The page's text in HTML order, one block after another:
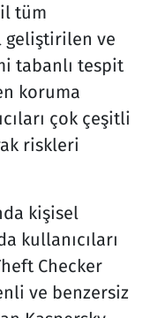
tüm
geliştirilen ve
tabanlı tespit
koruma
çok çeşitli
riskleri
kişisel
kullanıcıları
Checker
ve benzersiz